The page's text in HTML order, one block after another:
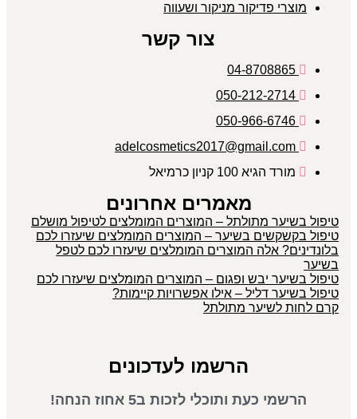
מוצרי פדיקור מניקור ושעווה
צור קשר
04-8708865
050-212-2714
050-966-6746
adelcosmetics2017@gmail.com
מורד הגיא 100 קניון כרמיאל
מאמרים אחרונים
טיפול בשיער מתולתל – המוצרים המומלצים לטיפול מושלם
טיפול בקשקשים בשיער – המוצרים המומלצים שיעזרו לכם
בלונדינים? אלה המוצרים המומלצים שיעזרו לכם לטפל
בשיער
טיפול בשיער יבש ופגום – המוצרים המומלצים שיעזרו לכם
טיפול בשיער דליל – אילו אפשרויות קיימות?
קרם לחות לשיער מתולתל
הרשמו לעדכונים
הרשמי כעת ותוכלי לזכות ב5 אחוז הנחה!